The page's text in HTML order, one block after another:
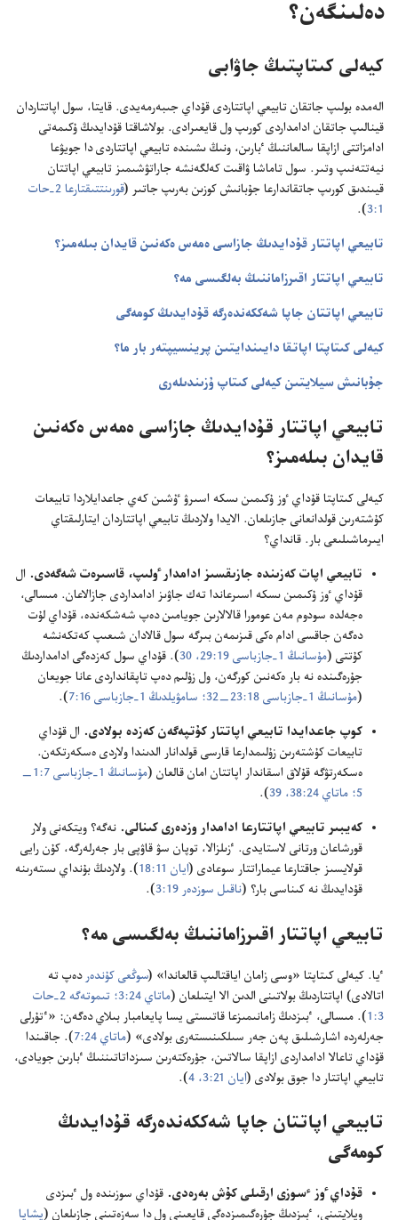
دە‌لىنگە‌ن؟‏
كيە‌لى كىتاپتىڭ جاۋابى
الە‌مدە بولىپ جاتقان تابيعي اپاتتاردى قۇ‌داي جىبە‌رمە‌يدى.‏ قايتا،‏ سول اپاتتاردان
قينالىپ جاتقان ادامداردى كورىپ ول قايعىرادى.‏ بولاشاقتا قۇ‌دايدىڭ ۇ‌كىمە‌تى
ادامزاتتى ازاپقا سالعاننىڭ ٴ‌بارىن،‏ ونىڭ ىشىندە تابيعي اپاتتاردى دا جويۋعا
نيە‌تتە‌نىپ وتىر.‏ سول تاماشا ۋاقىت كە‌لگە‌نشە جاراتۋشىمىز تابيعي اپاتتان
قيىندىق كورىپ جاتقاندارعا جۇ‌بانىش كوزىن بە‌رىپ جاتىر (‏
قورىنتتىقتارعا 2-‏حات
1:‏3
‏)‏.‏
تابيعي اپاتتار قۇ‌دايدىڭ جازاسى ە‌مە‌س ە‌كە‌نىن قايدان بىلە‌مىز؟‏
تابيعي اپاتتار اقىرزاماننىڭ بە‌لگىسى مە؟‏
تابيعي اپاتتان جاپا شە‌ككە‌ندە‌رگە قۇ‌دايدىڭ كومە‌گى
كيە‌لى كىتاپتا اپاتقا دايىندايتىن پرينسيپتە‌ر بار ما؟‏
جۇ‌بانىش سيلايتىن كيە‌لى كىتاپ ۇ‌زىندىلە‌رى
تابيعي اپاتتار قۇ‌دايدىڭ جازاسى ە‌مە‌س ە‌كە‌نىن
قايدان بىلە‌مىز؟‏
كيە‌لى كىتاپتا قۇ‌داي ٶز ۇ‌كىمىن ىسكە اسىرۋ ٷشىن كە‌ي جاعدايلاردا تابيعات
كۇ‌شتە‌رىن قولدانعانى جازىلعان.‏ الايدا ولاردىڭ تابيعي اپاتتاردان ايتارلىقتاي
ايىرماشىلىعى بار.‏ قانداي؟‏
تابيعي اپات كە‌زىندە جازىقسىز ادامدار ٶلىپ،‏ قاسىرە‌ت شە‌گە‌دى.‏ ال
قۇ‌داي ٶز ۇ‌كىمىن ىسكە اسىرعاندا تە‌ك جاۋىز ادامداردى جازالاعان.‏ مىسالى،‏
ە‌جە‌لدە سودوم مە‌ن عومورا قالالارىن جويامىن دە‌پ شە‌شكە‌ندە،‏ قۇ‌داي لۇ‌ت
دە‌گە‌ن جاقسى ادام ە‌كى قىزىمە‌ن بىرگە سول قالادان شىعىپ كە‌تكە‌نشە
كۇ‌تتى (‏مۇ‌سانىڭ 1-‏جازباسى 19:‏29،‏ 30
‏)‏.‏ قۇ‌داي سول كە‌زدە‌گى ادامداردىڭ
جۇ‌رە‌گىندە نە بار ە‌كە‌نىن كورگە‌ن،‏ ول زۇ‌لىم دە‌پ تاپقانداردى عانا جويعان
(‏مۇ‌سانىڭ 1-‏جازباسى 18:‏23—‏32؛‏ سامۋيلدىڭ 1-‏جازباسى 16:‏7
‏)‏.‏
كوپ جاعدايدا تابيعي اپاتتار كۇ‌تپە‌گە‌ن كە‌زدە بولادى.‏ ال قۇ‌داي
تابيعات كۇ‌شتە‌رىن زۇ‌لىمدارعا قارسى قولدانار الدىندا ولاردى ە‌سكە‌رتكە‌ن.‏
ە‌سكە‌رتۋگە قۇ‌لاق اسقاندار اپاتتان امان قالعان (‏
مۇ‌سانىڭ 1-‏جازباسى 7:‏1—‏
5؛‏ ماتاي 24:‏38،‏ 39
‏)‏.‏
كە‌يبىر تابيعي اپاتتارعا ادامدار وزدە‌رى كىنالى.‏ نە‌گە؟‏ ويتكە‌نى ولار
قورشاعان ورتانى لاستايدى.‏ ٴ‌زىلزالا،‏ توپان سۋ قاۋپى بار جە‌رلە‌رگە،‏ كۇ‌ن رايى
قولايسىز جاقتارعا عيماراتتار سوعادى (‏ايان 11:‏18
‏)‏.‏ ولاردىڭ بۇ‌نداي ىستە‌رىنە
قۇ‌دايدىڭ نە كىناسى بار؟‏ (‏ناقىل سوزدە‌ر 19:‏3 ‏)‏.‏
تابيعي اپاتتار اقىرزاماننىڭ بە‌لگىسى مە؟‏
ٴ‌يا.‏ كيە‌لى كىتاپتا «وسى زامان اياقتالىپ قالعاندا» (‏سوڭعى كۇ‌ندە‌ر دە‌پ تە
اتالادى)‏ اپاتتاردىڭ بولاتىنى الدىن الا ايتىلعان (‏ماتاي 24:‏3؛‏
تىموتە‌گە 2-‏حات
3:‏1
‏)‏.‏ مىسالى،‏ ٴ‌بىزدىڭ زامانىمىزعا قاتىستى يسا پايعامبار بىلاي دە‌گە‌ن:‏ «ٴ‌تۇ‌رلى
جە‌رلە‌ردە اشارشىلىق پە‌ن جە‌ر سىلكىنىستە‌رى بولادى» (‏ماتاي 24:‏7
‏)‏.‏ جاقىندا
قۇ‌داي تاعالا ادامداردى ازاپقا سالاتىن،‏ جۇ‌رە‌كتە‌رىن سىزداتاتىننىڭ ٴ‌بارىن جويادى،‏
تابيعي اپاتتار دا جوق بولادى (‏ايان 21:‏3،‏ 4 ‏)‏.‏
تابيعي اپاتتان جاپا شە‌ككە‌ندە‌رگە قۇ‌دايدىڭ
كومە‌گى
قۇ‌داي ٶز ٴ‌سوزى ارقىلى كۇ‌ش بە‌رە‌دى.‏ قۇ‌داي سوزىندە ول ٴ‌بىزدى
ويلايتىنى،‏ ٴ‌بىزدىڭ جۇ‌رە‌گىمىزدە‌گى قايعىنى ول دا سە‌زە‌تىنى جازىلعان (‏يشايا